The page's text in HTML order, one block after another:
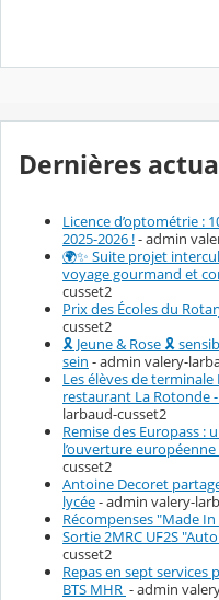
Dernières
Licence d’optométrie :
2025-2026 !- admin
🌍✨ Suite projet
voyage gourmand et
cusset2
Prix des Écoles du
cusset2
🎗️ Jeune & Rose 🎗️
sein - admin valery-
Les élèves de terminale
restaurant La Rotonde
larbaud-cusset2
Remise des Europass :
l’ouverture
cusset2
Antoine Decoret
lycée- admin valery-
Récompenses "Made
Sortie 2MRC UF2S
cusset2
Repas en sept
BTS MHR - admin